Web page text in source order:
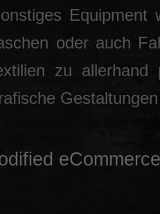
Equipment
oder auch
zu allerhand
ified